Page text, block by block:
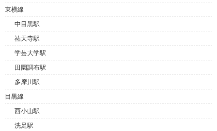
東横線
中目黒駅
祐天寺駅
学芸大学駅
田園調布駅
多摩川駅
目黒線
西小山駅
洗足駅